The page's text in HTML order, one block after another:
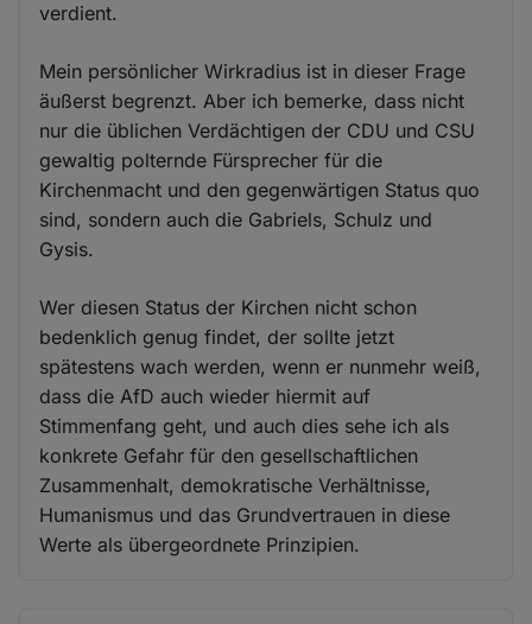
verdient.
Mein persönlicher Wirkradius ist in dieser Frage
äußerst begrenzt. Aber ich bemerke, dass nicht
nur die üblichen Verdächtigen der CDU und CSU
gewaltig polternde Fürsprecher für die
Kirchenmacht und den gegenwärtigen Status quo
sind, sondern auch die Gabriels, Schulz und
Gysis.
Wer diesen Status der Kirchen nicht schon
bedenklich genug findet, der sollte jetzt
spätestens wach werden, wenn er nunmehr weiß,
dass die AfD auch wieder hiermit auf
Stimmenfang geht, und auch dies sehe ich als
konkrete Gefahr für den gesellschaftlichen
Zusammenhalt, demokratische Verhältnisse,
Humanismus und das Grundvertrauen in diese
Werte als übergeordnete Prinzipien.